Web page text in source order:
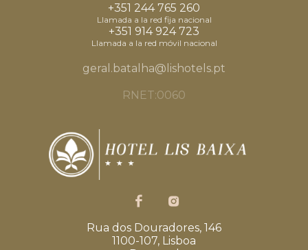
+351 244 765 260
Llamada a la red fija nacional
+351 914 924 723
Llamada a la red móvil nacional
geral.batalha@lishotels.pt
RNET:0060
Rua dos Douradores, 146
1100-107, Lisboa